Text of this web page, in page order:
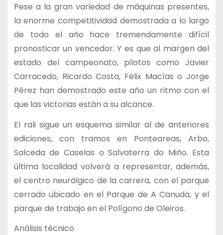
Pese a la gran variedad de máquinas presentes,
la enorme competitividad demostrada a lo largo
de todo el año hace tremendamente difícil
pronosticar un vencedor. Y es que al margen del
estado del campeonato, pilotos como Javier
Carracedo, Ricardo Costa, Félix Macías o Jorge
Pérez han demostrado este año un ritmo con el
que las victorias están a su alcance.
El rali sigue un esquema similar al de anteriores
ediciones, con tramos en Ponteareas, Arbo,
Salceda de Caselas o Salvaterra do Miño. Esta
última localidad volverá a representar, además,
el centro neurálgico de la carrera, con el parque
cerrado ubicado en el Parque de A Canuda, y el
parque de trabajo en el Polígono de Oleiros.
Análisis técnico